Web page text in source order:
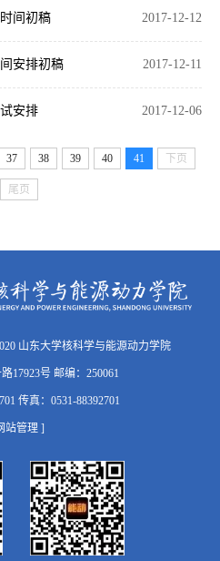
2017-12-12
间初稿
2017-12-11
安排初稿
2017-12-06
安排
37 38 39 40 41 下页
尾页
山东大学核科学与能源动力学院
17923号 邮编：250061
传真：0531-88392701
站管理 ]